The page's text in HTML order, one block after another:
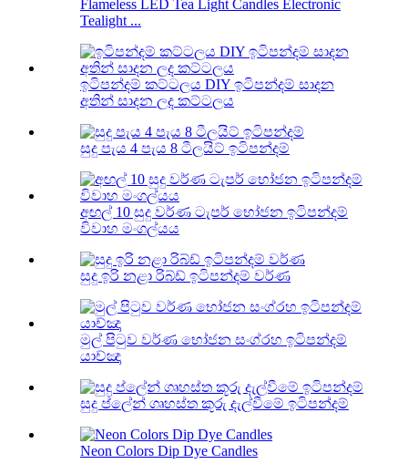
Flameless LED Tea Light Candles Electronic
Tealight ...
ඉටිපන්දම් කට්ටලය DIY ඉටිපන්දම් සාදන
අතින් සාදන ලද කට්ටලය
සුදු පැය 4 පැය 8 ටීලයිට් ඉටිපන්දම්
අඟල් 10 සුදු වර්ණ ටැපර් භෝජන ඉටිපන්දම්
විවාහ මංගල්යය
සුදු ඉරි නළා රිබ්ඩ් ඉටිපන්දම් වර්ණ
මුල් පිටුව වර්ණ භෝජන සංග්රහ ඉටිපන්දම්
යාච්ඤා
සුදු ප්ලේන් ගෘහස්ත කූරු දැල්වීමේ ඉටිපන්දම්
Neon Colors Dip Dye Candles